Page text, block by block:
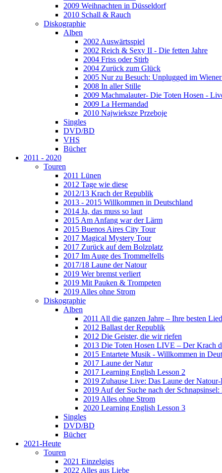
2009 Weihnachten in Düsseldorf
2010 Schall & Rauch
Diskographie
Alben
2002 Auswärtsspiel
2002 Reich & Sexy II - Die fetten Jahre
2004 Friss oder Stirb
2004 Zurück zum Glück
2005 Nur zu Besuch: Unplugged im
2008 In aller Stille
2009 Machmalauter- Die Toten Hosen -
2009 La Hermandad
2010 Najwieksze Przeboje
Singles
DVD/BD
VHS
Bücher
2011 - 2020
Touren
2011 Lünen
2012 Tage wie diese
2012/13 Krach der Republik
2013 - 2015 Willkommen in Deutschland
2014 Ja, das muss so laut
2015 Am Anfang war der Lärm
2015 Buenos Aires City Tour
2017 Magical Mystery Tour
2017 Zurück auf dem Bolzplatz
2017 Im Auge des Trommelfells
2017/18 Laune der Natour
2019 Wer bremst verliert
2019 Mit Pauken & Trompeten
2019 Alles ohne Strom
Diskographie
Alben
2011 All die ganzen Jahre – Ihre besten
2012 Ballast der Republik
2012 Die Geister, die wir riefen
2013 Die Toten Hosen LIVE – Der Krach
2015 Entartete Musik - Willkommen in
2017 Laune der Natur
2017 Learning English Lesson 2
2019 Zuhause Live: Das Laune der
2019 Auf der Suche nach der
2019 Alles ohne Strom
2020 Learning English Lesson 3
Singles
DVD/BD
Bücher
2021-Heute
Touren
2021 Einzelgigs
2022 Alles aus Liebe